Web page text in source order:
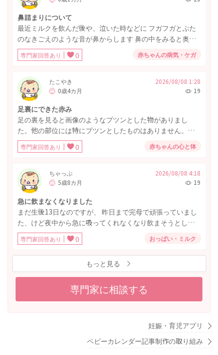
鼻詰まりについて
最近ミルクを飲んだ後や、泣いた時などに フガフガとぶた
のなきごえのような音が鼻からします 鼻の中をみると奥の
方に鼻くそがあり鼻の穴が狭くなっているのかなという感
じです。 しかし、調べてみると手前ではないので綿棒など
時は授乳後だとたまに軽いいびきをかいているときもあれ
ば いびきなどかくようすはなくよく寝れている時もあるの
で判断が難しいです。 呼吸ができていないといわけではな
さそうですが 泣いている時が苦しそうです。 様子見でいい
のでしょうか？ それとも鼻水吸い取りきでとってあげたほ
うがいいのでしょうか？鼻水ではなく鼻くそなので悩んで
います。 このような場合の対応や、 とったほうがいい場合
専門家回答あり 0 赤ちゃんの病気・ケガ
たこやき
0歳4カ月
2026/08/08 1:28
19
足裏にできた赤み
足の裏を見ると画像のようなプツンとした物がありまし
た。他の部位には特にプツンとしたものはありません。発
熱や、哺乳力が落ちた、機嫌が悪くなったなどはありませ
ん。 数日前に、うっすらと赤みがあることには気づいてい
ってしまっていました。(その時は赤みだけで、プクっとは
していませんでした) 皮膚科や小児科に受診した方がいいで
しょうか？様子を見ていても大丈夫でしょうか。 ご助言よ
ろしくお願いします。
専門家回答あり 0 赤ちゃんの心と体
ちゃっぷ
5歳8カ月
2026/08/08 4:18
19
急に飲まなくなりました
まだ生後13日なのですが、 昨日まで完母で頑張っていまし
た、けど夜中から急に吸ってくれなくなり飲まそうとした
ら大泣きです ミルクは作ったら飲んでくれました。 先程も
母乳を飲まなかったので、搾乳して飲ませてみたらちゃん
と飲みました。 飲ませ方の問題でしょうか？乳首も少し大
きいと思います、飲みにくいのでしょうか？ 結局夜中は必
死に飲ませようと何回も試しましたが、3回吸って大泣きを
繰り返しって感じでした。
専門家回答あり 0 おっぱい・ミルク
もっと見る
専門家に相談する
妊娠・育児アプリ
ベビーカレンダー記事制作の取り組み